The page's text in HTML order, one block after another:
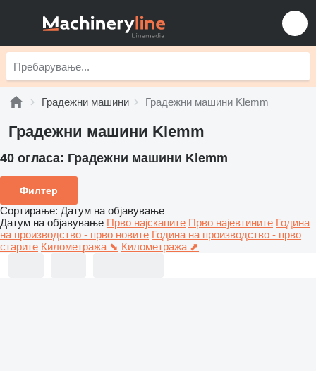
Градежни машини Градежни машини Klemm
Градежни машини Klemm
40 огласа: Градежни машини Klemm
Филтер
Сортирање: Датум на објавување
Датум на објавување Прво најскапите Прво најевтините Година
на производство - прво новите Година на производство - прво
старите Километража ⬊ Километража ⬈